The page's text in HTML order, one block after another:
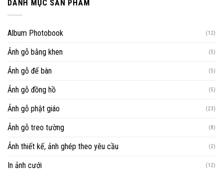
DANH MỤC SẢN PHẨM
Album Photobook (12)
Ảnh gỗ bằng khen (5)
Ảnh gỗ để bàn (5)
Ảnh gỗ đồng hồ (5)
Ảnh gỗ phật giáo (23)
Ảnh gỗ treo tường (8)
Ảnh thiết kế, ảnh ghép theo yêu cầu (2)
In ảnh cưới (12)